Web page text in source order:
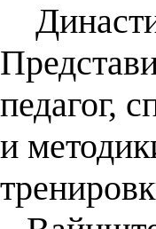
педагог,
и